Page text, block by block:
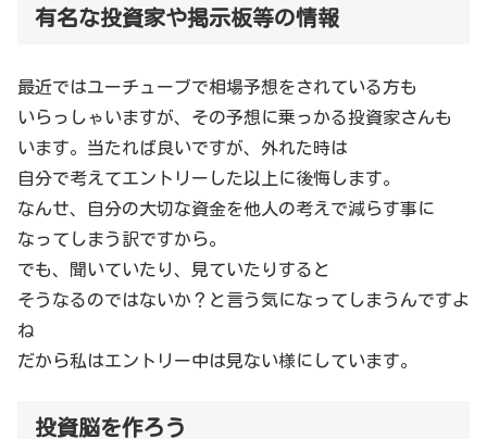
有名な投資家や掲示板等の情報
最近ではユーチューブで相場予想をされている方も
いらっしゃいますが、その予想に乗っかる投資家さんも
います。当たれば良いですが、外れた時は
自分で考えてエントリーした以上に後悔します。
なんせ、自分の大切な資金を他人の考えで減らす事に
なってしまう訳ですから。
でも、聞いていたり、見ていたりすると
そうなるのではないか？と言う気になってしまうんですよ
ね
だから私はエントリー中は見ない様にしています。
投資脳を作ろう